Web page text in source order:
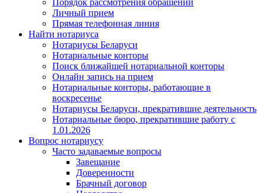
Порядок рассмотрения обращений
Личный прием
Прямая телефонная линия
Найти нотариуса
Нотариусы Беларуси
Нотариальные конторы
Поиск ближайшей нотариальной конторы
Онлайн запись на прием
Нотариальные конторы, работающие в
воскресенье
Нотариусы Беларуси, прекратившие деятельность
Нотариальные бюро, прекратившие работу с
1.01.2026
Вопрос нотариусу
Часто задаваемые вопросы
Завещание
Доверенности
Брачный договор